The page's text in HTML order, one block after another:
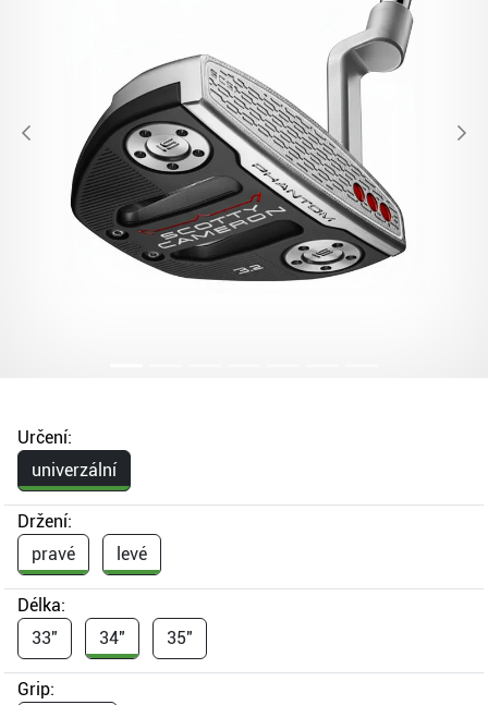
Určení:
univerzální
Držení:
pravé
levé
Délka:
33"
34" 35"
Grip: